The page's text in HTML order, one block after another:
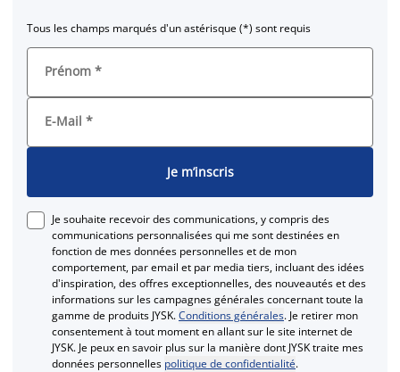
Tous les champs marqués d'un astérisque (*) sont requis
Prénom *
E-Mail *
Je m’inscris
Je souhaite recevoir des communications, y compris des
communications personnalisées qui me sont destinées en
fonction de mes données personnelles et de mon
comportement, par email et par media tiers, incluant des idées
d'inspiration, des offres exceptionnelles, des nouveautés et des
informations sur les campagnes générales concernant toute la
gamme de produits JYSK.Conditions générales. Je retirer mon
consentement à tout moment en allant sur le site internet de
JYSK. Je peux en savoir plus sur la manière dont JYSK traite mes
données personnelles politique de confidentialité.